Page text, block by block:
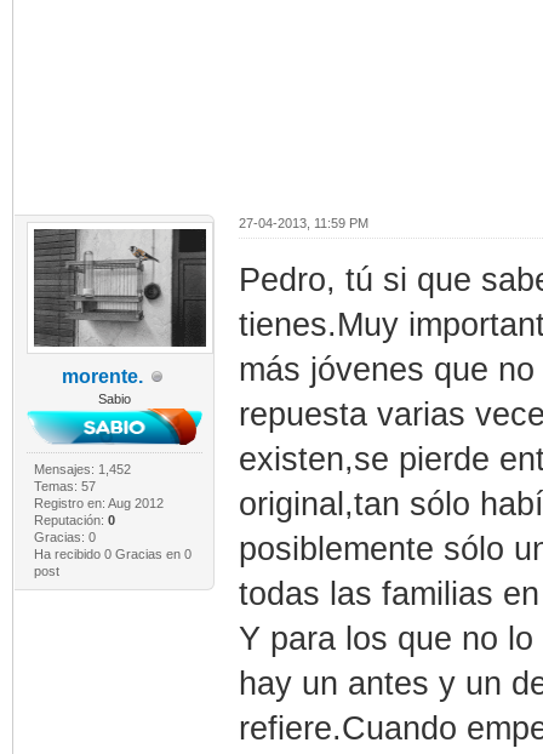
morente.
Sabio
Mensajes: 1,452
Temas: 57
Registro en: Aug 2012
Reputación: 0
Gracias: 0
Ha recibido 0 Gracias en 0
post
27-04-2013, 11:59 PM
Pedro, tú si que
tienes.Muy
más jóvenes que
repuesta varias
existen,se pierde
original,tan sólo
posiblemente sólo
todas las familias
Y para los que no
hay un antes y un
refiere.Cuando